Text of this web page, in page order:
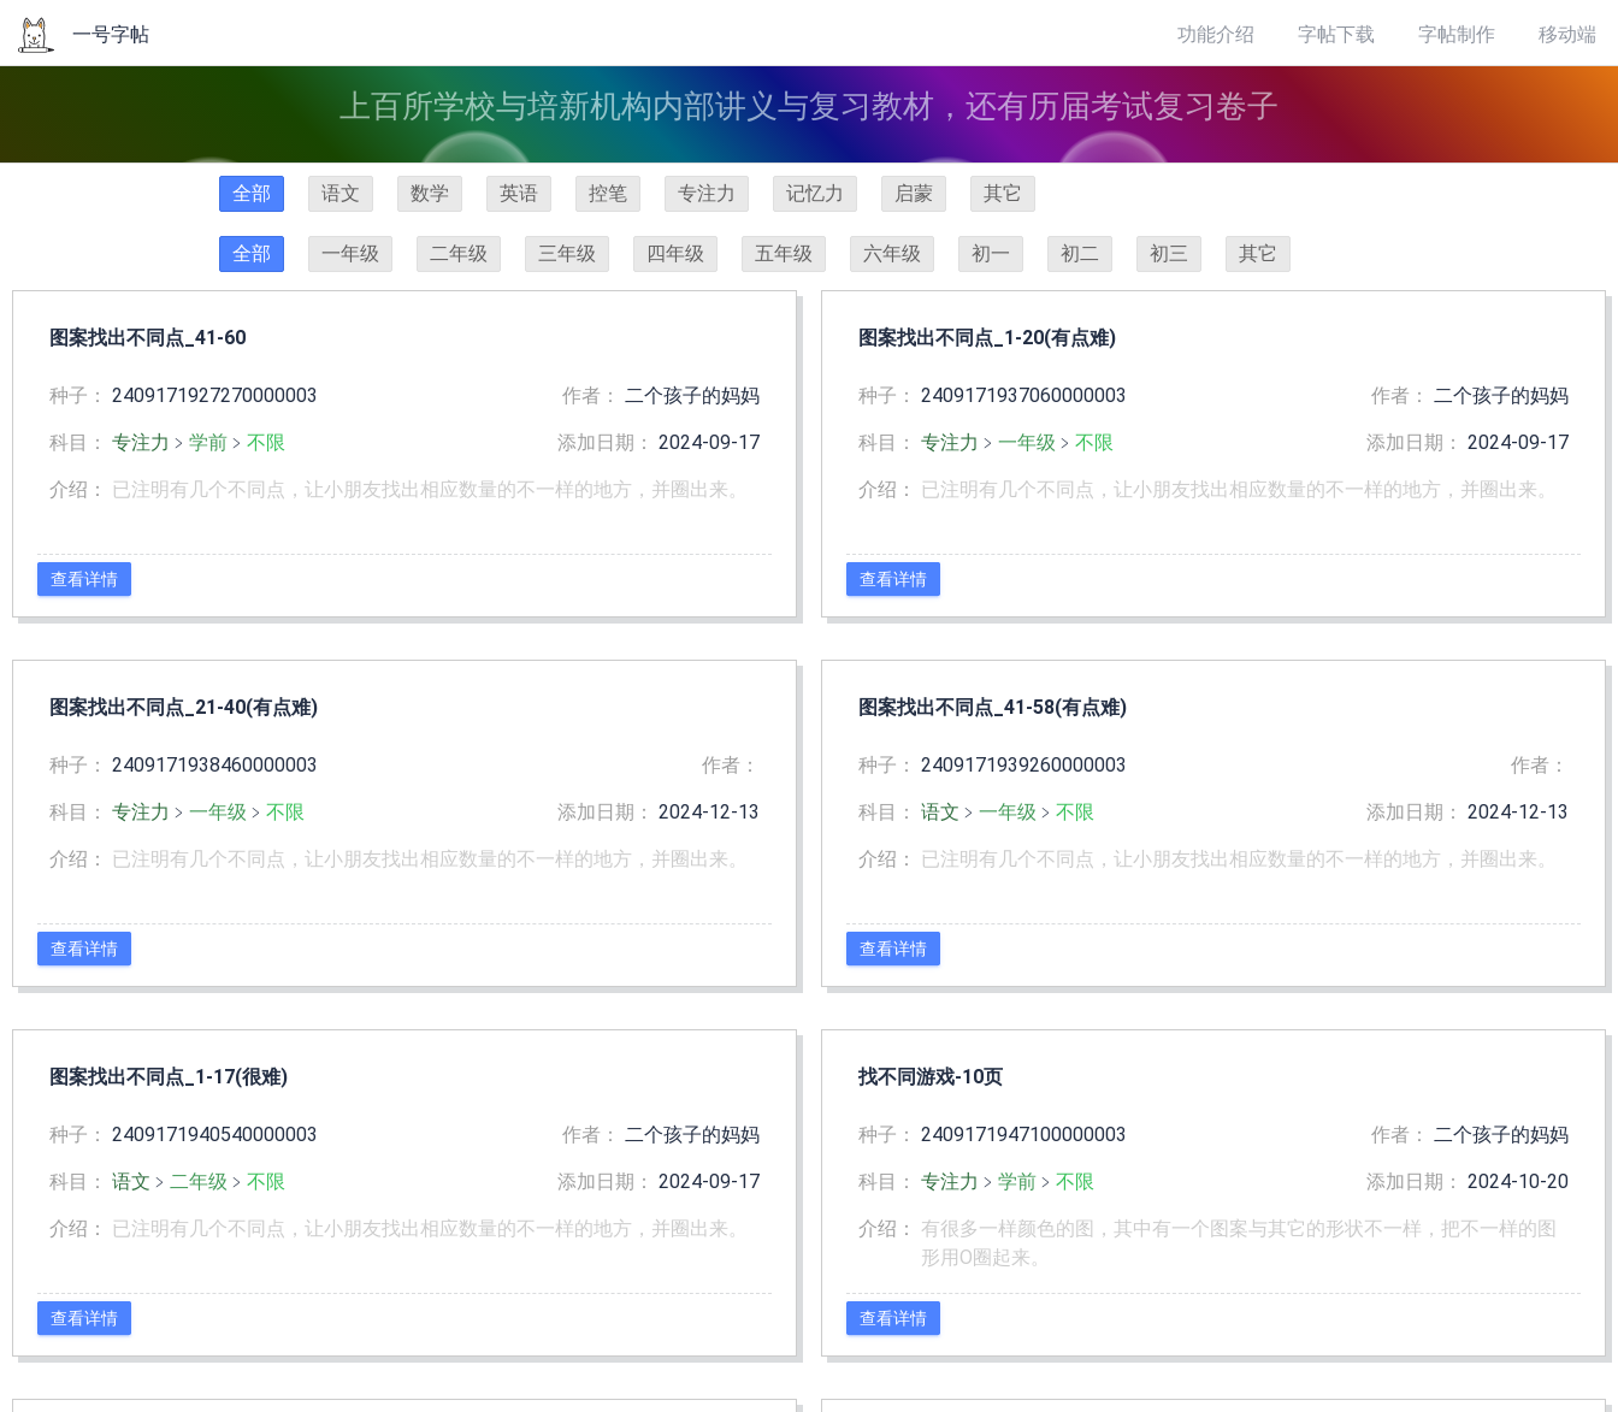
一号字帖 功能介绍 字帖下载 字帖制作 移动端
上百所学校与培新机构内部讲义与复习教材，还有历届考试复习卷子
全部 语文 数学 英语 控笔 专注力 记忆力 启蒙 其它
全部 一年级 二年级 三年级 四年级 五年级 六年级 初一 初二 初三 其它
图案找出不同点_41-60
种子： 2409171927270000003 作者： 二个孩子的妈妈
科目： 专注力 ﹥ 学前 ﹥ 不限 添加日期： 2024-09-17
介绍： 已注明有几个不同点，让小朋友找出相应数量的不一样的地方，并圈出来。
查看详情
图案找出不同点_1-20(有点难)
种子： 2409171937060000003 作者： 二个孩子的妈妈
科目： 专注力 ﹥ 一年级 ﹥ 不限 添加日期： 2024-09-17
介绍： 已注明有几个不同点，让小朋友找出相应数量的不一样的地方，并圈出来。
查看详情
图案找出不同点_21-40(有点难)
种子： 2409171938460000003 作者：
科目： 专注力 ﹥ 一年级 ﹥ 不限 添加日期： 2024-12-13
介绍： 已注明有几个不同点，让小朋友找出相应数量的不一样的地方，并圈出来。
查看详情
图案找出不同点_41-58(有点难)
种子： 2409171939260000003 作者：
科目： 语文 ﹥ 一年级 ﹥ 不限 添加日期： 2024-12-13
介绍： 已注明有几个不同点，让小朋友找出相应数量的不一样的地方，并圈出来。
查看详情
图案找出不同点_1-17(很难)
种子： 2409171940540000003 作者： 二个孩子的妈妈
科目： 语文 ﹥ 二年级 ﹥ 不限 添加日期： 2024-09-17
介绍： 已注明有几个不同点，让小朋友找出相应数量的不一样的地方，并圈出来。
查看详情
找不同游戏-10页
种子： 2409171947100000003 作者： 二个孩子的妈妈
科目： 专注力 ﹥ 学前 ﹥ 不限 添加日期： 2024-10-20
介绍：
有很多一样颜色的图，其中有一个图案与其它的形状不一样，把不一样的图
形用O圈起来。
查看详情